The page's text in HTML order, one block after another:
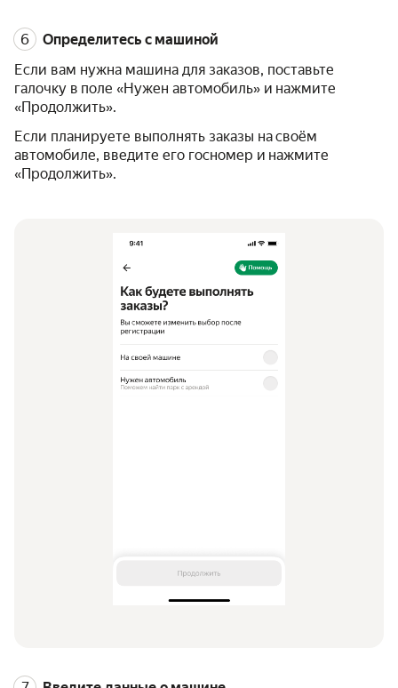
Определитесь с машиной
Если вам нужна машина для заказов, поставьте
галочку в поле «Нужен автомобиль» и нажмите
«Продолжить».
Если планируете выполнять заказы на своём
автомобиле, введите его госномер и нажмите
«Продолжить».